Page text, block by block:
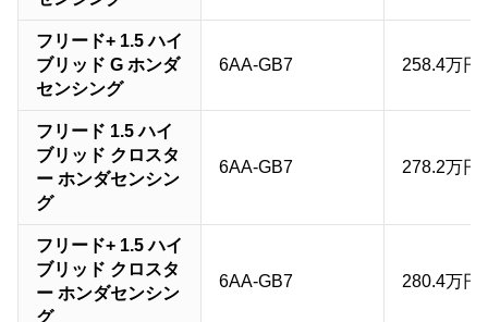
フリード+ 1.5 ハイ
ブリッド G ホンダ
センシング
6AA-GB7 258.4万円
フリード 1.5 ハイ
ブリッド クロスタ
ー ホンダセンシン
グ
6AA-GB7 278.2万円
フリード+ 1.5 ハイ
ブリッド クロスタ
ー ホンダセンシン
グ
6AA-GB7 280.4万円